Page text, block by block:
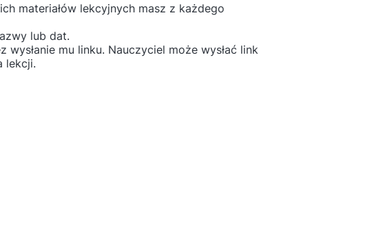
materiałów lekcyjnych masz z każdego
lub dat.
mu linku. Nauczyciel może wysłać link
lekcji.